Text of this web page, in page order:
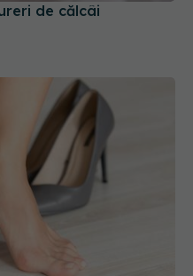
de călcâi